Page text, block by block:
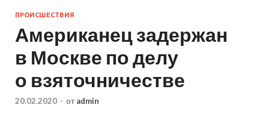
ПРОИСШЕСТВИЯ
Американец задержан
в Москве по делу
о взяточничестве
20.02.2020 - от admin